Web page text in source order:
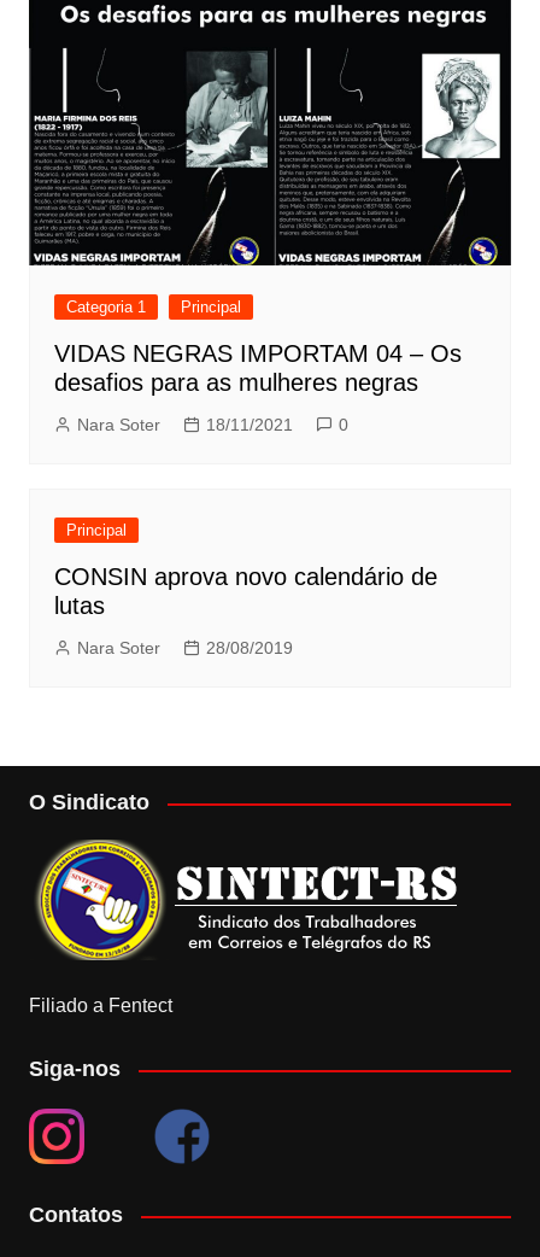
Categoria 1 Principal
VIDAS NEGRAS IMPORTAM 04 – Os
desafios para as mulheres negras
Nara Soter 18/11/2021 0
Principal
CONSIN aprova novo calendário de
lutas
Nara Soter 28/08/2019
O Sindicato
Filiado a Fentect
Siga-nos
Contatos